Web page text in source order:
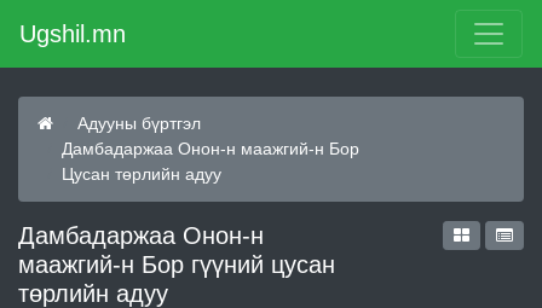
Ugshil.mn
Адууны бүртгэл
Дамбадаржаа Онон-н маажгий-н Бор
Цусан төрлийн адуу
Дамбадаржаа Онон-н
маажгий-н Бор гүүний цусан
төрлийн адуу